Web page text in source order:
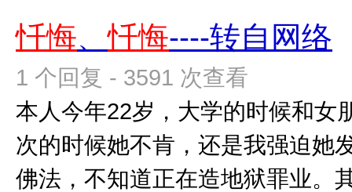
忏悔、忏悔----转自网络
1 个回复 - 3591 次查看
本人今年22岁，大学的时候和女
次的时候她不肯，还是我强迫她
佛法，不知道正在造地狱罪业。